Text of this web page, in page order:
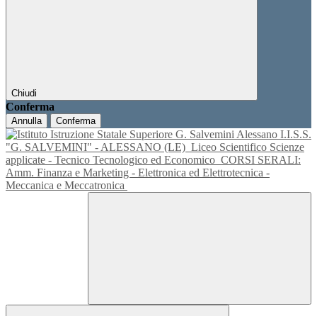
Chiudi
Conferma
Annulla Conferma
I.I.S.S.
"G. SALVEMINI" - ALESSANO (LE) Liceo Scientifico Scienze
applicate - Tecnico Tecnologico ed Economico CORSI SERALI:
Amm. Finanza e Marketing - Elettronica ed Elettrotecnica -
Meccanica e Meccatronica